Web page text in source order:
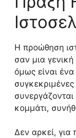
Η προώθηση
σαν μια
όμως είναι
κομμάτι,
Δεν αρκεί,